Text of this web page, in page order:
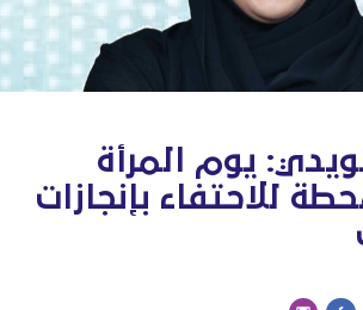
يوم المرأة
للاحتفاء بإنجازات